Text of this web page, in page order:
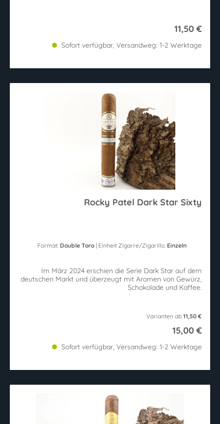
11,50 €
Sofort verfügbar, Versandweg: 1-2 Werktage
Rocky Patel Dark Star Sixty
Format: Double Toro | Einheit Zigarre/Zigarillo: Einzeln
Im März 2024 erschien die Serie Dark Star auf dem
deutschen Markt und überzeugt mit Aromen von Gewürz,
Schokolade und Kaffee.
Varianten ab 11,50 €
15,00 €
Sofort verfügbar, Versandweg: 1-2 Werktage